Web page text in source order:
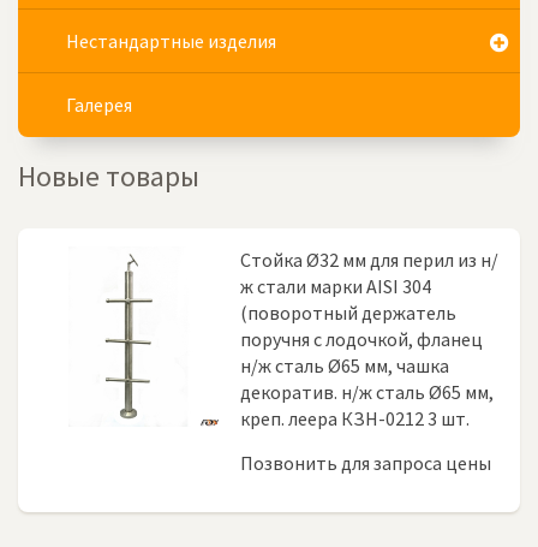
Нестандартные изделия
Галерея
Новые товары
Стойка Ø32 мм для перил из н/
ж стали марки AISI 304
(поворотный держатель
поручня с лодочкой, фланец
н/ж сталь Ø65 мм, чашка
декоратив. н/ж сталь Ø65 мм,
креп. леера КЗН-0212 3 шт.
Позвонить для запроса цены